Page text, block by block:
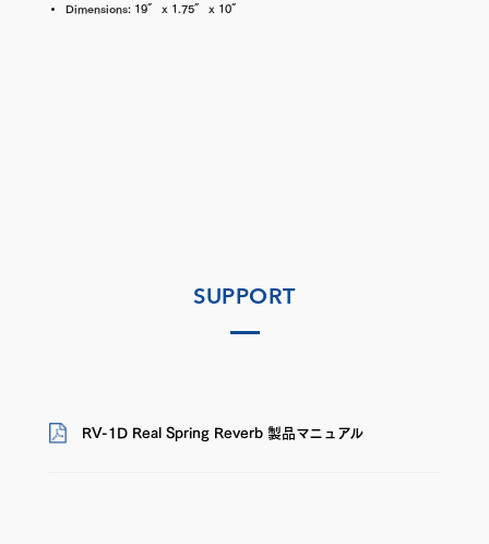
Dimensions:19″ x 1.75″ x 10″
SUPPORT
RV-1D Real Spring Reverb 製品マニュアル